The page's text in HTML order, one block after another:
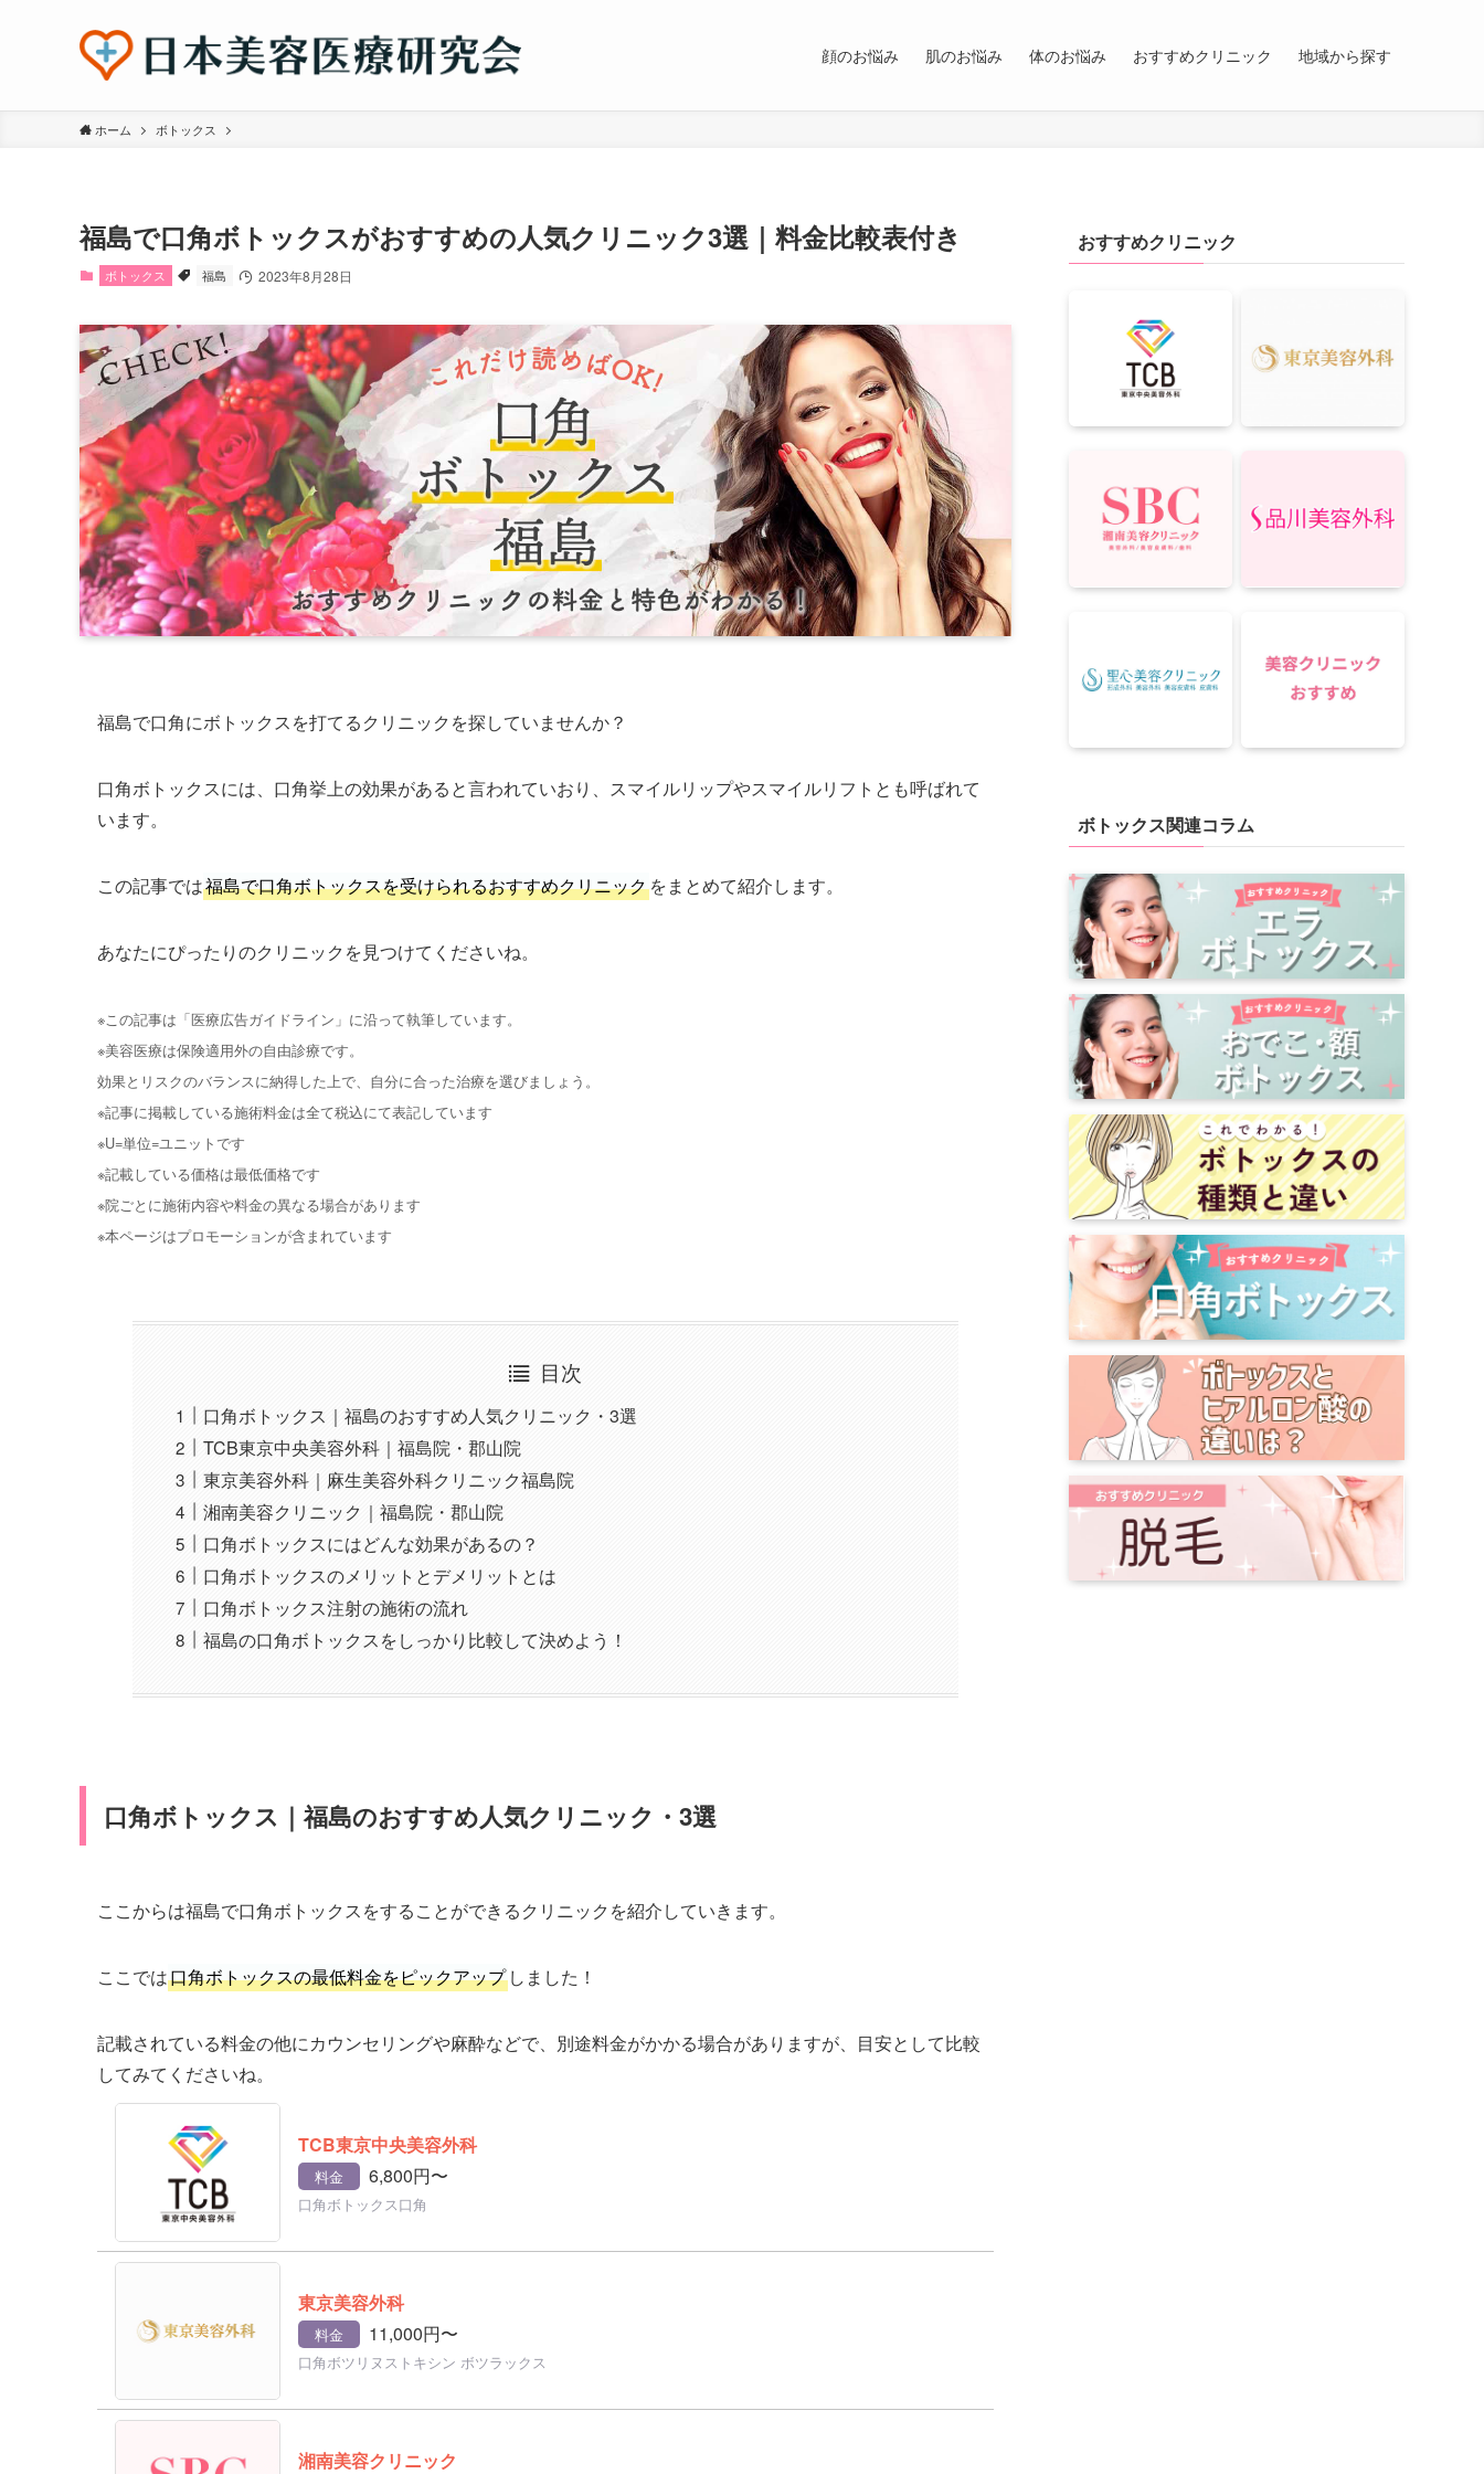
顔のお悩み 肌のお悩み 体のお悩み おすすめクリニック 地域から探す
ホーム ボトックス
福島で口角ボトックスがおすすめの人気クリニック3選｜料金比較表付き
ボトックス 福島 2023年8月28日
福島で口角にボトックスを打てるクリニックを探していませんか？
口角ボトックスには、口角挙上の効果があると言われていおり、スマイルリップやスマイルリフトとも呼ばれて
います。
この記事では福島で口角ボトックスを受けられるおすすめクリニックをまとめて紹介します。
あなたにぴったりのクリニックを見つけてくださいね。
※この記事は「医療広告ガイドライン」に沿って執筆しています。
※美容医療は保険適用外の自由診療です。
効果とリスクのバランスに納得した上で、自分に合った治療を選びましょう。
※記事に掲載している施術料金は全て税込にて表記しています
※U=単位=ユニットです
※記載している価格は最低価格です
※院ごとに施術内容や料金の異なる場合があります
※本ページはプロモーションが含まれています
目次
口角ボトックス｜福島のおすすめ人気クリニック・3選
TCB東京中央美容外科｜福島院・郡山院
東京美容外科｜麻生美容外科クリニック福島院
湘南美容クリニック｜福島院・郡山院
口角ボトックスにはどんな効果があるの？
口角ボトックスのメリットとデメリットとは
口角ボトックス注射の施術の流れ
福島の口角ボトックスをしっかり比較して決めよう！
口角ボトックス｜福島のおすすめ人気クリニック・3選
ここからは福島で口角ボトックスをすることができるクリニックを紹介していきます。
ここでは口角ボトックスの最低料金をピックアップ しました！
記載されている料金の他にカウンセリングや麻酔などで、別途料金がかかる場合がありますが、目安として比較
してみてくださいね。
TCB東京中央美容外科
料金 6,800円〜
口角ボトックス口角
東京美容外科
料金 11,000円〜
口角ボツリヌストキシン ボツラックス
湘南美容クリニック
おすすめクリニック
ボトックス関連コラム